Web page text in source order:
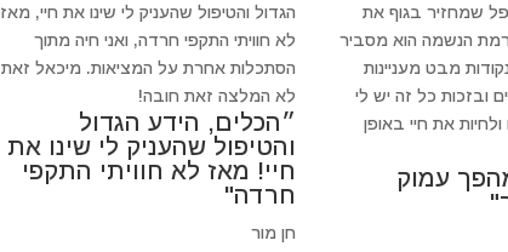
הגדול והטיפול שהעניק לי שינו את חיי, מאז
לא חוויתי התקפי חרדה, ואני חיה מתוך
הסתכלות אחרת על המציאות. מיכאל זאת
לא המלצה זאת חובה!
״הכלים, הידע הגדול
והטיפול שהעניק לי שינו את
חיי! מאז לא חוויתי התקפי
חרדה"
חן מור
שמחזיר בגוף את
הנשמה הוא מסביר
מבט מעניינות
ובזכות כל זה יש לי
את חיי באופן
עמוק